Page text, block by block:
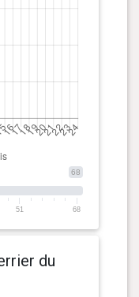
68
51 68
du